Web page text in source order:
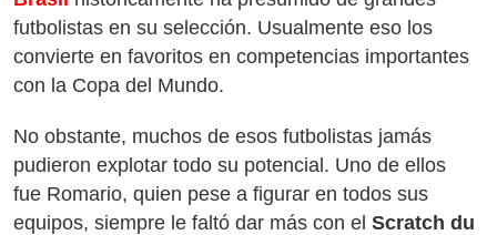
futbolistas en su selección. Usualmente eso los
convierte en favoritos en competencias importantes
con la Copa del Mundo.
No obstante, muchos de esos futbolistas jamás
pudieron explotar todo su potencial. Uno de ellos
fue Romario, quien pese a figurar en todos sus
equipos, siempre le faltó dar más con el Scratch du